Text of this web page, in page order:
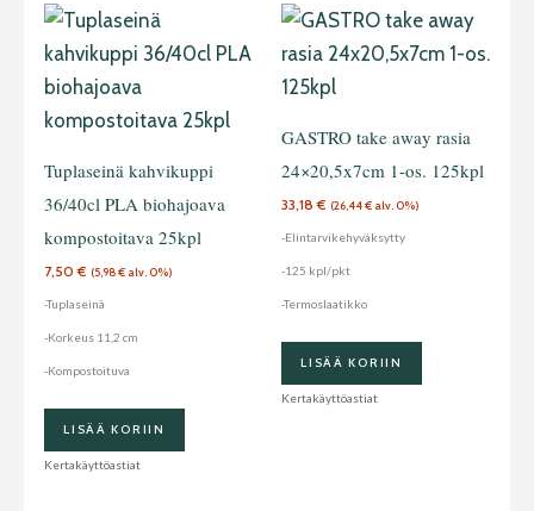
Tuplaseinä kahvikuppi
36/40cl PLA biohajoava
kompostoitava 25kpl
7,50€ (5,98€ alv. 0%)
-Tuplaseinä
-Korkeus 11,2 cm
-Kompostoituva
LISÄÄ KORIIN
Kertakäyttöastiat
GASTRO take away rasia
24×20,5x7cm 1-os. 125kpl
33,18€ (26,44€ alv. 0%)
-Elintarvikehyväksytty
-125 kpl/pkt
-Termoslaatikko
LISÄÄ KORIIN
Kertakäyttöastiat